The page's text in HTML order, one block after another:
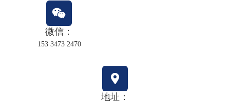
微信：
153 3473 2470
地址：